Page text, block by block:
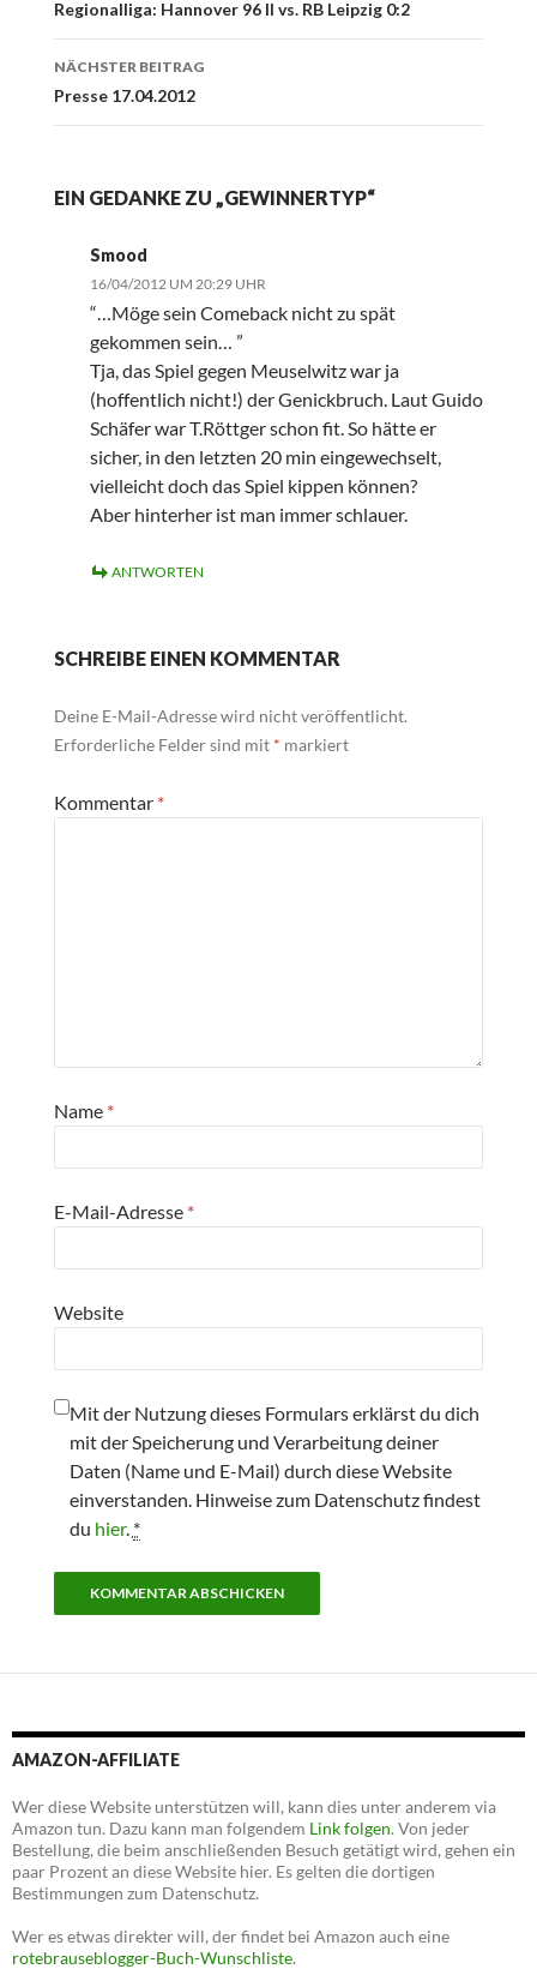
Navigation
Regionalliga: Hannover 96 II vs. RB Leipzig 0:2
NÄCHSTER BEITRAG
Presse 17.04.2012
EIN GEDANKE ZU „GEWINNERTYP“
Smood
16/04/2012 UM 20:29 UHR
“…Möge sein Comeback nicht zu spät
gekommen sein… ”
Tja, das Spiel gegen Meuselwitz war ja
(hoffentlich nicht!) der Genickbruch. Laut Guido
Schäfer war T.Röttger schon fit. So hätte er
sicher, in den letzten 20 min eingewechselt,
vielleicht doch das Spiel kippen können?
Aber hinterher ist man immer schlauer.
ANTWORTEN
SCHREIBE EINEN KOMMENTAR
Deine E-Mail-Adresse wird nicht veröffentlicht.
Erforderliche Felder sind mit * markiert
Kommentar *
Name *
E-Mail-Adresse *
Website
Mit der Nutzung dieses Formulars erklärst du dich
mit der Speicherung und Verarbeitung deiner
Daten (Name und E-Mail) durch diese Website
einverstanden. Hinweise zum Datenschutz findest
du hier. *
AMAZON-AFFILIATE
Wer diese Website unterstützen will, kann dies unter anderem via
Amazon tun. Dazu kann man folgendem Link folgen. Von jeder
Bestellung, die beim anschließenden Besuch getätigt wird, gehen ein
paar Prozent an diese Website hier. Es gelten die dortigen
Bestimmungen zum Datenschutz.
Wer es etwas direkter will, der findet bei Amazon auch eine
rotebrauseblogger-Buch-Wunschliste.